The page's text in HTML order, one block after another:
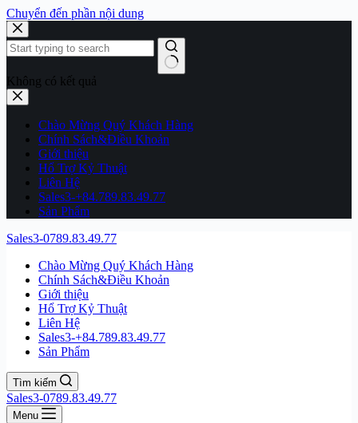
Chuyển đến phần nội dung
Không có kết quả
Chào Mừng Quý Khách Hàng
Chính Sách&Điều Khoản
Giới thiệu
Hổ Trợ Kỷ Thuật
Liên Hệ
Sales3-+84.789.83.49.77
Sản Phẩm
Sales3-0789.83.49.77
Chào Mừng Quý Khách Hàng
Chính Sách&Điều Khoản
Giới thiệu
Hổ Trợ Kỷ Thuật
Liên Hệ
Sales3-+84.789.83.49.77
Sản Phẩm
Tìm kiếm
Sales3-0789.83.49.77
Menu